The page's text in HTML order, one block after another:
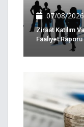
07/08/2026
Ziraat Katılım
Faaliyet Raporu